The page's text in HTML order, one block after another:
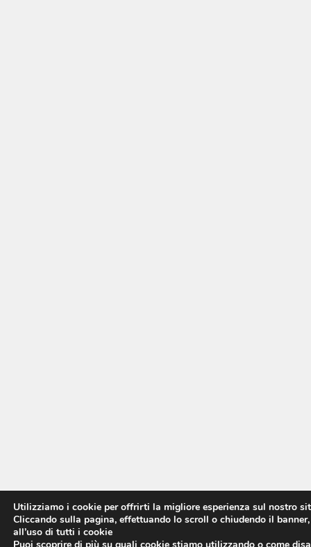
Utilizziamo i cookie per offrirti la migliore esperienza sul nostro
Cliccando sulla pagina, effettuando lo scroll o chiudendo il
all’uso di tutti i cookie